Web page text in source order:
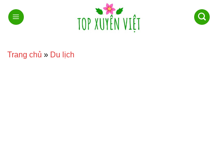
qua
Trang chủ » Du lịch